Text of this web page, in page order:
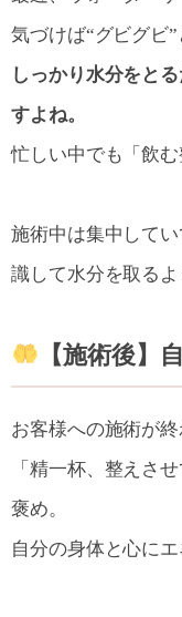
気づけば“グビグビ
しっかり水分をと
すよね。
忙しい中でも「飲
施術中は集中して
識して水分を取るよ
【施術後】
お客様への施術が終
「精一杯、整えさ
褒め。
自分の身体と心に